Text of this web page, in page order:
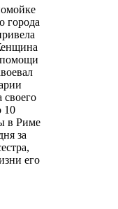
города
помощи
своего
10
в Риме
за
его